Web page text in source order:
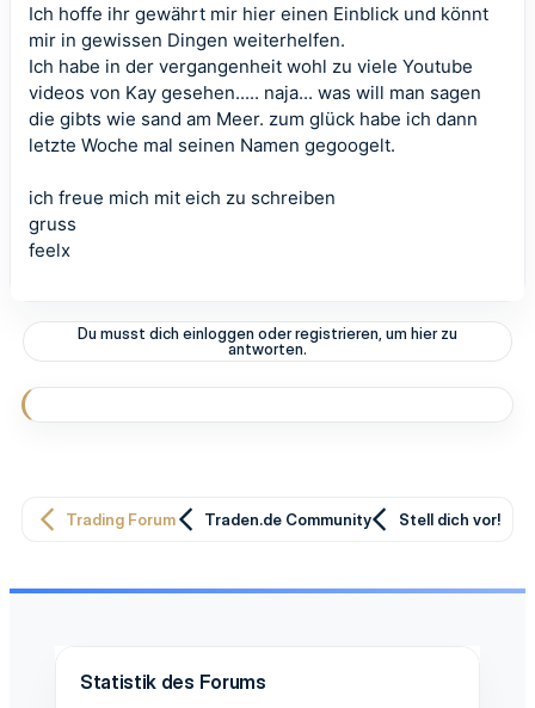
Ich hoffe ihr gewährt mir hier einen Einblick und könnt
mir in gewissen Dingen weiterhelfen.
Ich habe in der vergangenheit wohl zu viele Youtube
videos von Kay gesehen..... naja... was will man sagen
die gibts wie sand am Meer. zum glück habe ich dann
letzte Woche mal seinen Namen gegoogelt.
ich freue mich mit eich zu schreiben
gruss
feelx
Du musst dich einloggen oder registrieren, um hier zu
antworten.
Trading Forum Traden.de Community Stell dich vor!
Statistik des Forums